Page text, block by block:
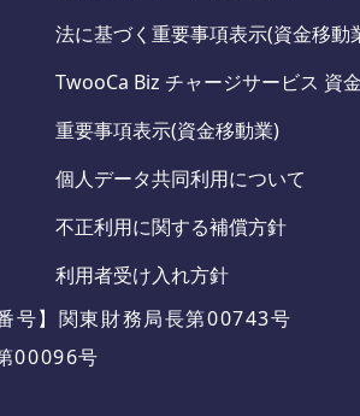
法に基づく重要事項表示(資金移動
TwooCa Biz チャージサービス 資
重要事項表示(資金移動業)
個人データ共同利用について
不正利用に関する補償方針
利用者受け入れ方針
号】関東財務局長第00743号
00096号